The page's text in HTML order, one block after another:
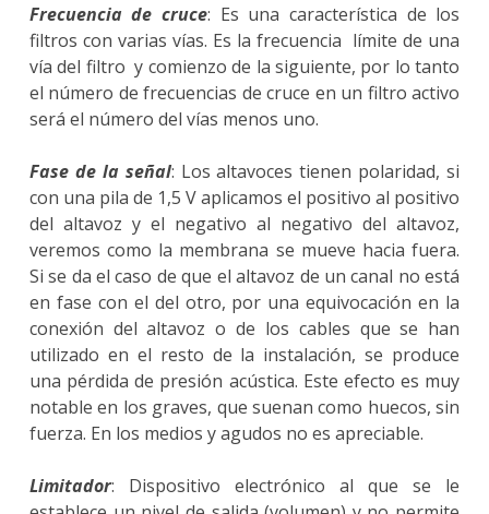
Frecuencia de cruce: Es una característica de los
filtros con varias vías. Es la frecuencia límite de una
vía del filtro y comienzo de la siguiente, por lo tanto
el número de frecuencias de cruce en un filtro activo
será el número del vías menos uno.
Fase de la señal: Los altavoces tienen polaridad, si
con una pila de 1,5 V aplicamos el positivo al positivo
del altavoz y el negativo al negativo del altavoz,
veremos como la membrana se mueve hacia fuera.
Si se da el caso de que el altavoz de un canal no está
en fase con el del otro, por una equivocación en la
conexión del altavoz o de los cables que se han
utilizado en el resto de la instalación, se produce
una pérdida de presión acústica. Este efecto es muy
notable en los graves, que suenan como huecos, sin
fuerza. En los medios y agudos no es apreciable.
Limitador: Dispositivo electrónico al que se le